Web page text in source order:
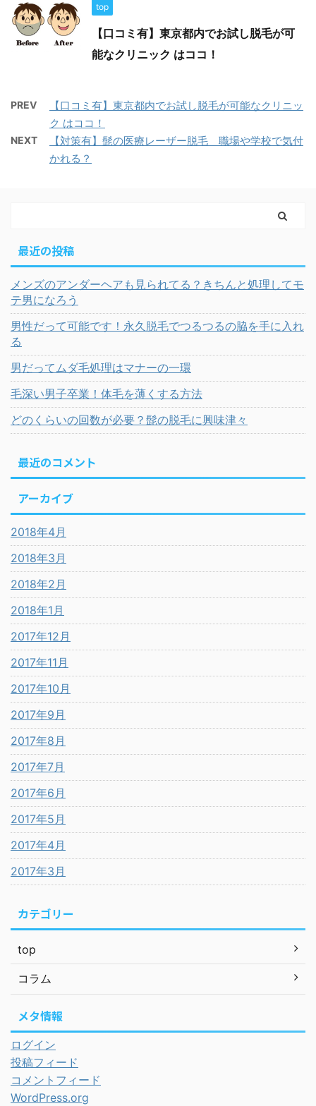
top
【口コミ有】東京都内でお試し脱毛が可
能なクリニック はココ！
PREV
【口コミ有】東京都内でお試し脱毛が可能なクリニッ
ク はココ！
NEXT
【対策有】髭の医療レーザー脱毛 職場や学校で気付
かれる？
最近の投稿
メンズのアンダーヘアも見られてる？きちんと処理してモ
テ男になろう
男性だって可能です！永久脱毛でつるつるの脇を手に入れ
る
男だってムダ毛処理はマナーの一環
毛深い男子卒業！体毛を薄くする方法
どのくらいの回数が必要？髭の脱毛に興味津々
最近のコメント
アーカイブ
2018年4月
2018年3月
2018年2月
2018年1月
2017年12月
2017年11月
2017年10月
2017年9月
2017年8月
2017年7月
2017年6月
2017年5月
2017年4月
2017年3月
カテゴリー
top
コラム
メタ情報
ログイン
投稿フィード
コメントフィード
WordPress.org